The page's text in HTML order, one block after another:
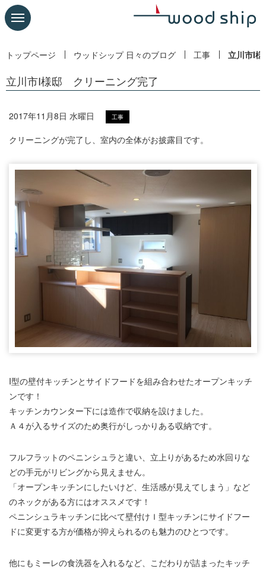
トップページ ウッドシップ 日々のブログ 工事 立川市I
立川市I様邸 クリーニング完了
2017年11月8日 水曜日 工事
クリーニングが完了し、室内の全体がお披露目です。
I型の壁付キッチンとサイドフードを組み合わせたオープンキッチ
ンです！
キッチンカウンター下には造作で収納を設けました。
Ａ４が入るサイズのため奥行がしっかりある収納です。
フルフラットのペニンシュラと違い、立上りがあるため水回りな
どの手元がリビングから見えません。
「オープンキッチンにしたいけど、生活感が見えてしまう」など
のネックがある方にはオススメです！
ペニンシュラキッチンに比べて壁付けＩ型キッチンにサイドフー
ドに変更する方が価格が抑えられるのも魅力のひとつです。
他にもミーレの食洗器を入れるなど、こだわりが詰まったキッチ